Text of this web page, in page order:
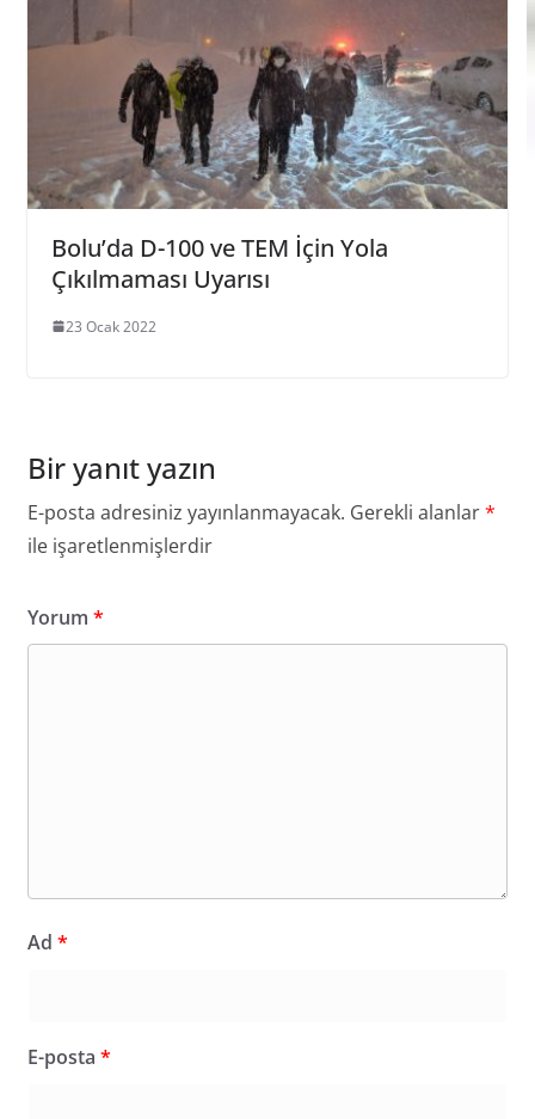
Bolu’da D-100 ve TEM İçin Yola
Çıkılmaması Uyarısı
23 Ocak 2022
Bir yanıt yazın
E-posta adresiniz yayınlanmayacak. Gerekli alanlar*
ile işaretlenmişlerdir
Yorum *
Ad *
E-posta *